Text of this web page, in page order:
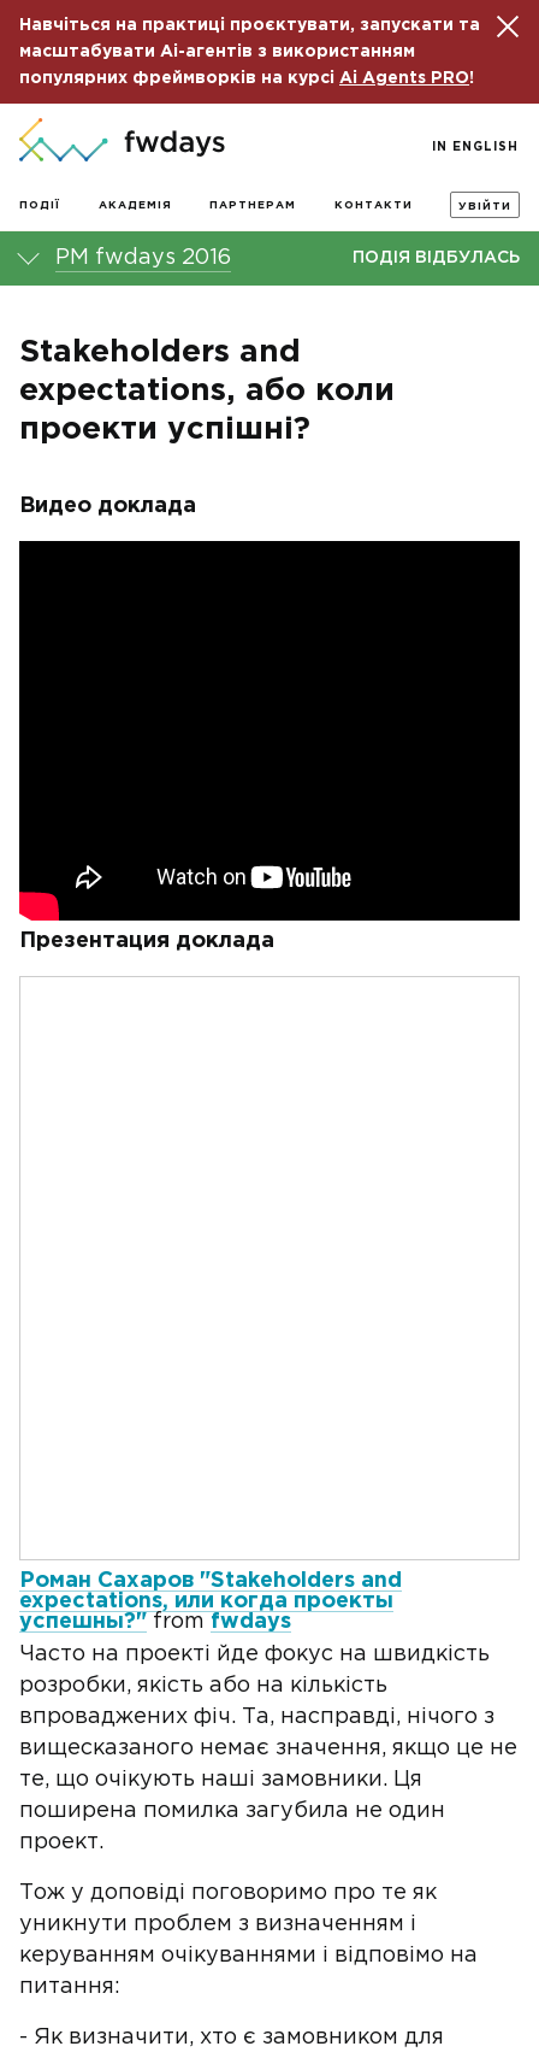
Навчіться на практиці проєктувати, запускати та
масштабувати Ai-агентів з використанням
популярних фреймворків на курсі Ai Agents PRO!
ПОДІЇ АКАДЕМІЯ ПАРТНЕРАМ КОНТАКТИ УВІЙТИ
IN ENGLISH
PM fwdays 2016 ПОДІЯ ВІДБУЛАСЬ
Stakeholders and
expectations, або коли
проекти успішні?
Видео доклада
Презентация доклада
Роман Сахаров "Stakeholders and
expectations, или когда проекты
успешны?" from fwdays
Часто на проекті йде фокус на швидкість
розробки, якість або на кількість
впроваджених фіч. Та, насправді, нічого з
вищесказаного немає значення, якщо це не
те, що очікують наші замовники. Ця
поширена помилка загубила не один
проект.
Тож у доповіді поговоримо про те як
уникнути проблем з визначенням і
керуванням очікуваннями і відповімо на
питання:
- Як визначити, хто є замовником для